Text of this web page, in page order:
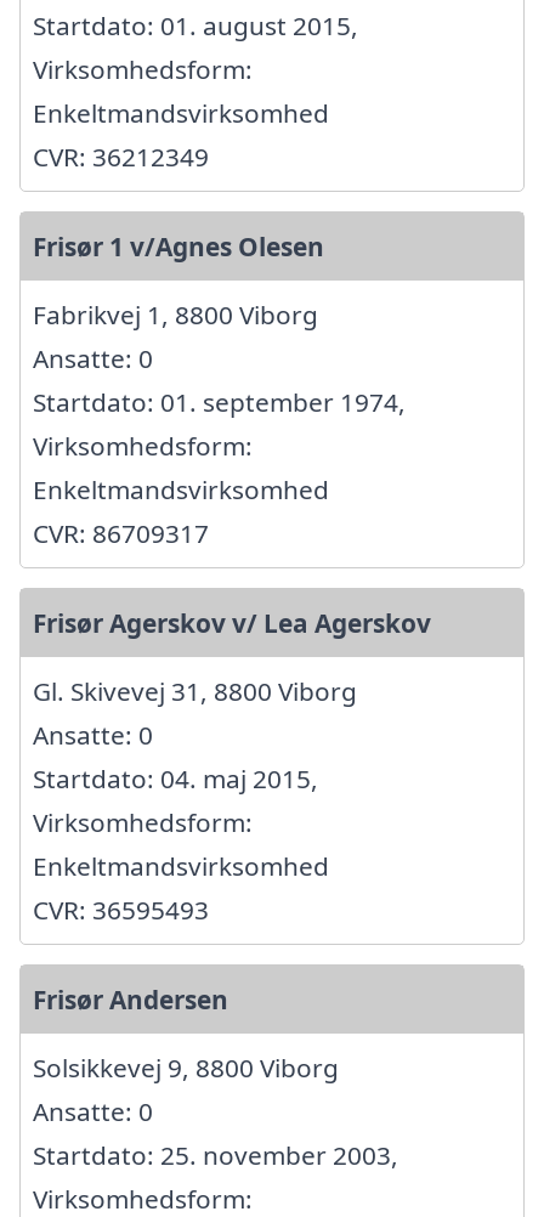
Startdato: 01. august 2015,
Virksomhedsform:
Enkeltmandsvirksomhed
CVR: 36212349
Frisør 1 v/Agnes Olesen
Fabrikvej 1, 8800 Viborg
Ansatte: 0
Startdato: 01. september 1974,
Virksomhedsform:
Enkeltmandsvirksomhed
CVR: 86709317
Frisør Agerskov v/ Lea Agerskov
Gl. Skivevej 31, 8800 Viborg
Ansatte: 0
Startdato: 04. maj 2015,
Virksomhedsform:
Enkeltmandsvirksomhed
CVR: 36595493
Frisør Andersen
Solsikkevej 9, 8800 Viborg
Ansatte: 0
Startdato: 25. november 2003,
Virksomhedsform: